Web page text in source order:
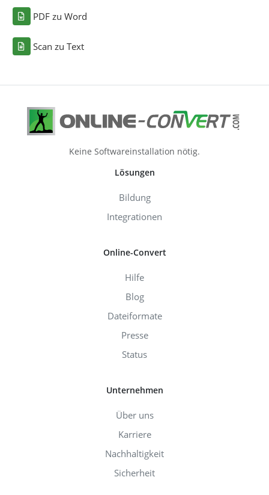
PDF zu Word
Scan zu Text
Keine Softwareinstallation nötig.
Lösungen
Bildung
Integrationen
Online-Convert
Hilfe
Blog
Dateiformate
Presse
Status
Unternehmen
Über uns
Karriere
Nachhaltigkeit
Sicherheit